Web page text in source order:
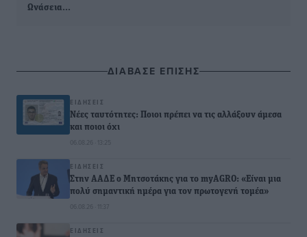
Ωνάσεια…
ΔΙΑΒΑΣΕ ΕΠΙΣΗΣ
ΕΙΔΉΣΕΙΣ
Νέες ταυτότητες: Ποιοι πρέπει να τις αλλάξουν άμεσα
και ποιοι όχι
06.08.26 · 13:25
ΕΙΔΉΣΕΙΣ
Στην ΑΑΔΕ ο Μητσοτάκης για το myAGRO: «Είναι μια
πολύ σημαντική ημέρα για τον πρωτογενή τομέα»
06.08.26 · 11:37
ΕΙΔΉΣΕΙΣ